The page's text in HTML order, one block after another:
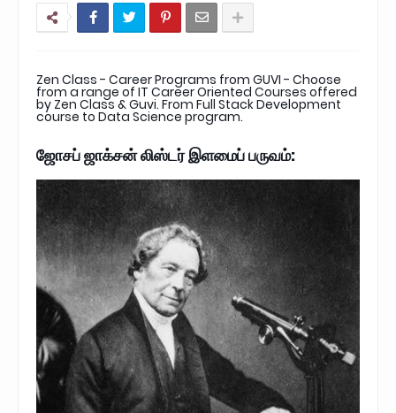
Zen Class - Career Programs from GUVI - Choose
from a range of IT Career Oriented Courses offered
by Zen Class & Guvi. From Full Stack Development
course to Data Science program.
ஜோசப் ஜாக்சன் லிஸ்டர் இளமைப் பருவம்: